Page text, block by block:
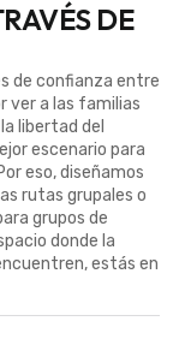
DE
de confianza entre
ver a las familias
libertad del
escenario para
eso, diseñamos
rutas grupales o
grupos de
donde la
estás en